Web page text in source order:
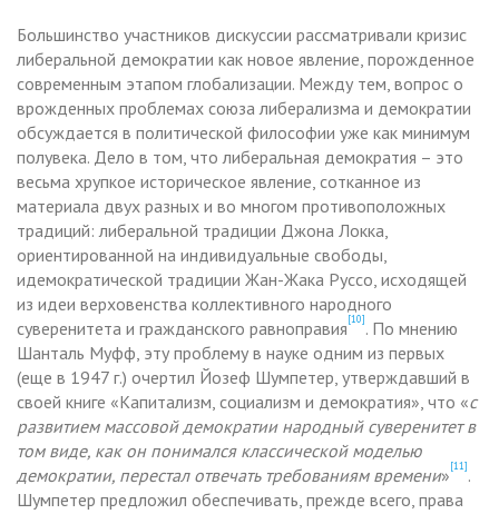
Большинство участников дискуссии рассматривали кризис
либеральной демократии как новое явление, порожденное
современным этапом глобализации. Между тем, вопрос о
врожденных проблемах союза либерализма и демократии
обсуждается в политической философии уже как минимум
полувека. Дело в том, что либеральная демократия – это
весьма хрупкое историческое явление, сотканное из
материала двух разных и во многом противоположных
традиций: либеральной традиции Джона Локка,
ориентированной на индивидуальные свободы,
идемократической традиции Жан-Жака Руссо, исходящей
из идеи верховенства коллективного народного
суверенитета и гражданского равноправия [10] . По мнению
Шанталь Муфф, эту проблему в науке одним из первых
(еще в 1947 г.) очертил Йозеф Шумпетер, утверждавший в
своей книге «Капитализм, социализм и демократия», что «с
развитием массовой демократии народный суверенитет в
том виде, как он понимался классической моделью
демократии, перестал отвечать требованиям времени» [11] .
Шумпетер предложил обеспечивать, прежде всего, права